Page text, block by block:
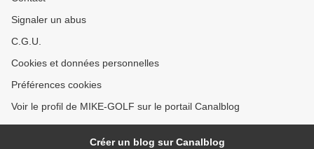
Signaler un abus
C.G.U.
Cookies et données personnelles
Préférences cookies
Voir le profil de MIKE-GOLF sur le portail Canalblog
Créer un blog sur Canalblog